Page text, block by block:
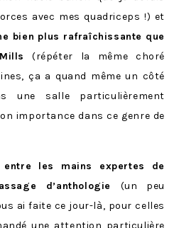
avec mes quadriceps !) et
bien plus rafraîchissante que
(répéter la même choré
ça a quand même un côté
une salle particulièrement
importance dans ce genre de
entre les mains expertes de
d’anthologie (un peu
ai faite ce jour-là, pour celles